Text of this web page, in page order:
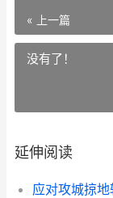
« 上一篇
没有了！
延伸阅读
应对攻城掠